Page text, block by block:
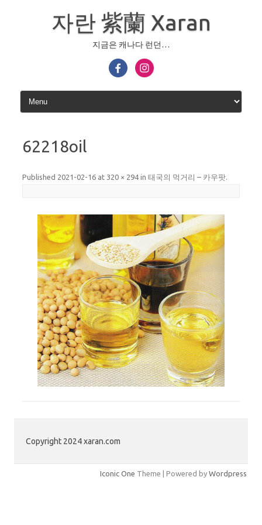
자란 紫蘭 Xaran
지금은 캐나다 런던…
62218oil
Published 2021-02-16 at 320 × 294 in 태국의 먹거리 – 카우팟.
Copyright 2024 xaran.com
Iconic One Theme | Powered by Wordpress